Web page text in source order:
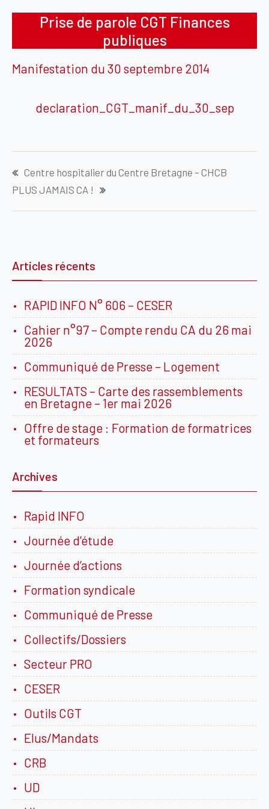
Prise de parole CGT Finances
publiques
Manifestation du 30 septembre 2014
declaration_CGT_manif_du_30_sep
Centre hospitalier du Centre Bretagne – CHCB
PLUS JAMAIS CA !
Articles récents
RAPID INFO N° 606 – CESER
Cahier n°97 – Compte rendu CA du 26 mai
2026
Communiqué de Presse – Logement
RESULTATS – Carte des rassemblements
en Bretagne – 1er mai 2026
Offre de stage : Formation de formatrices
et formateurs
Archives
Rapid INFO
Journée d’étude
Journée d’actions
Formation syndicale
Communiqué de Presse
Collectifs/Dossiers
Secteur PRO
CESER
Outils CGT
Elus/Mandats
CRB
UD